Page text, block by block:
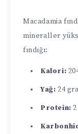
Macadamia
mineraller
fındığı:
Kalori:
Yağ: 24
Protein: